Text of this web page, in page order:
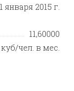
1 января 2015 г.
11,60000
чел. в мес.